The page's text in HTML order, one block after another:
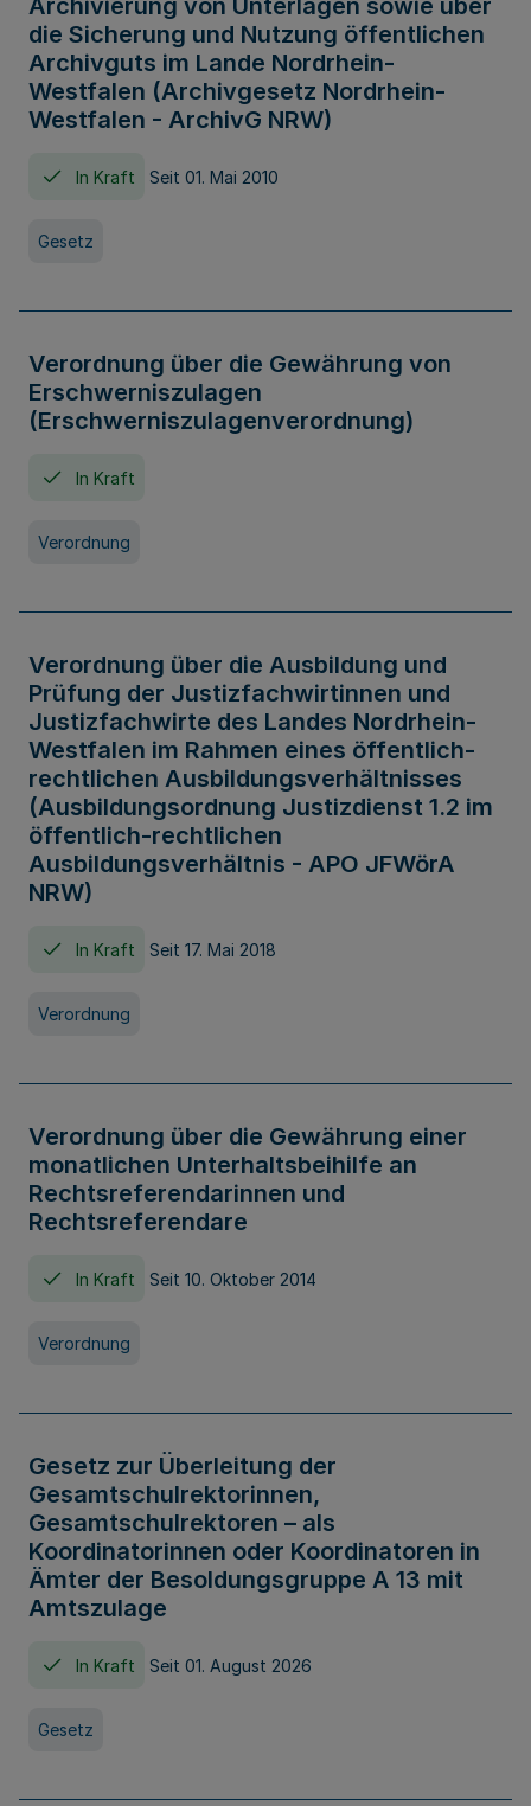
Archivierung von Unterlagen sowie über
die Sicherung und Nutzung öffentlichen
Archivguts im Lande Nordrhein-
Westfalen (Archivgesetz Nordrhein-
Westfalen - ArchivG NRW)
In Kraft Seit 01. Mai 2010
Gesetz
Verordnung über die Gewährung von
Erschwerniszulagen
(Erschwerniszulagenverordnung)
In Kraft
Verordnung
Verordnung über die Ausbildung und
Prüfung der Justizfachwirtinnen und
Justizfachwirte des Landes Nordrhein-
Westfalen im Rahmen eines öffentlich-
rechtlichen Ausbildungsverhältnisses
(Ausbildungsordnung Justizdienst 1.2 im
öffentlich-rechtlichen
Ausbildungsverhältnis - APO JFWörA
NRW)
In Kraft Seit 17. Mai 2018
Verordnung
Verordnung über die Gewährung einer
monatlichen Unterhaltsbeihilfe an
Rechtsreferendarinnen und
Rechtsreferendare
In Kraft Seit 10. Oktober 2014
Verordnung
Gesetz zur Überleitung der
Gesamtschulrektorinnen,
Gesamtschulrektoren – als
Koordinatorinnen oder Koordinatoren in
Ämter der Besoldungsgruppe A 13 mit
Amtszulage
In Kraft Seit 01. August 2026
Gesetz